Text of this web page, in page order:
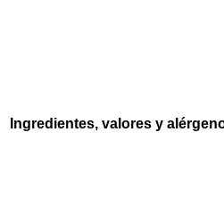
Ingredientes, valores y